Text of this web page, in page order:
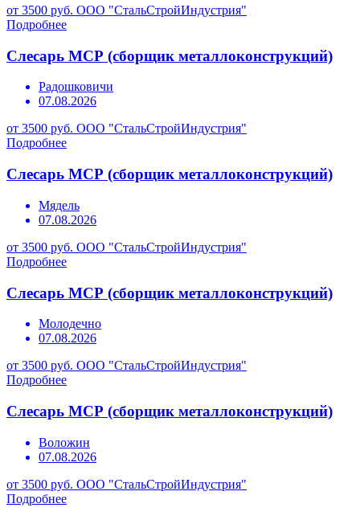
от 3500 руб. ООО "СтальСтройИндустрия"
Подробнее
Слесарь МСР (сборщик металлоконструкций)
Радошковичи
07.08.2026
от 3500 руб. ООО "СтальСтройИндустрия"
Подробнее
Слесарь МСР (сборщик металлоконструкций)
Мядель
07.08.2026
от 3500 руб. ООО "СтальСтройИндустрия"
Подробнее
Слесарь МСР (сборщик металлоконструкций)
Молодечно
07.08.2026
от 3500 руб. ООО "СтальСтройИндустрия"
Подробнее
Слесарь МСР (сборщик металлоконструкций)
Воложин
07.08.2026
от 3500 руб. ООО "СтальСтройИндустрия"
Подробнее